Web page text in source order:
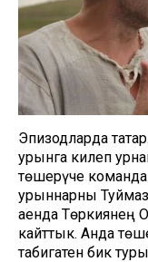
Эпизодларда
урынга килеп
төшерүче команда
урыннарны
аенда Төркиянең
кайттык. Анда
табигатенә бик